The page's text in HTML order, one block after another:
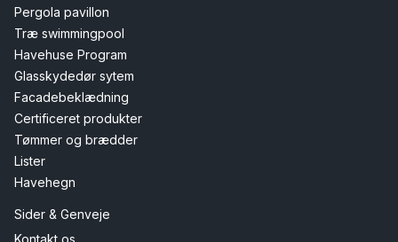
Pergola pavillon
Træ swimmingpool
Havehuse Program
Glasskydedør sytem
Facadebeklædning
Certificeret produkter
Tømmer og brædder
Lister
Havehegn
Sider & Genveje
Kontakt os